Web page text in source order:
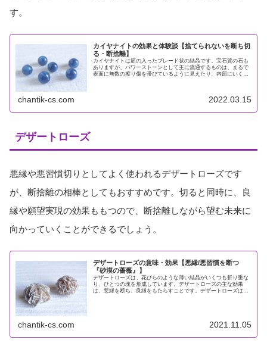
す。
カイヤナイトの効果と体験談【捨てられないを断ち切
る・断捨離】
カイヤナイトは筋の入ったブレード状の結晶です。宝石質の石も
ありますが、パワーストーンとして主に流通するものは、まるで
表面に無数の擦り傷を帯びているように見えたり、内部にいくつ
chantik-cs.com 2022.03.15
デザートローズ
悪縁や悪習慣切りとしてよく使われるデザートローズです
が、断捨離の相棒としてもおすすめです。切ると同時に、良
縁や願望実現の効果ももつので、断捨離しながら望む未来に
向かっていくことができるでしょう。
デザートローズの意味・効果【悪縁/悪習慣を断つ
『砂漠の薔薇』】
デザートローズは、花びらのような薄い結晶がいくつも折り重な
り、ひとつの塊を形成しています。デザートローズの主な効果
は、悪縁を断ち、良縁をもたらすことです。デザートローズは持
chantik-cs.com 2021.11.05